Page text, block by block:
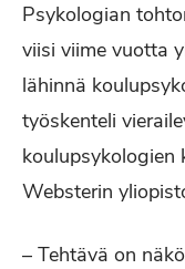
Psykologian
viisi viime vuotta
lähinnä
työskenteli
koulupsykologien
Websterin
– Tehtävä on